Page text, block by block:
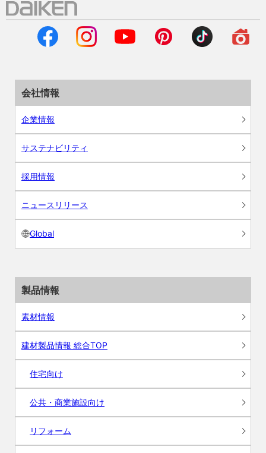
会社情報
企業情報
サステナビリティ
採用情報
ニュースリリース
Global
製品情報
素材情報
建材製品情報 総合TOP
住宅向け
公共・商業施設向け
リフォーム